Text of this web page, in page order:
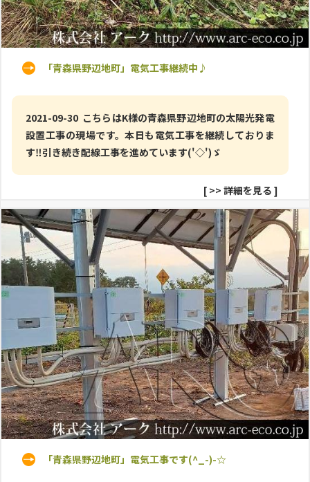
「青森県野辺地町」電気工事継続中♪
2021-09-30 こちらはK様の青森県野辺地町の太陽光発電
設置工事の現場です。本日も電気工事を継続しておりま
す‼引き続き配線工事を進めています('◇')ゞ
[ >> 詳細を見る ]
「青森県野辺地町」電気工事です(^_-)-☆